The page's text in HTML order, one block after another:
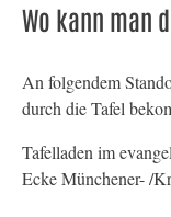
Wo kann man
An folgendem
durch die Tafel
Tafelladen im
Ecke Münchener- /